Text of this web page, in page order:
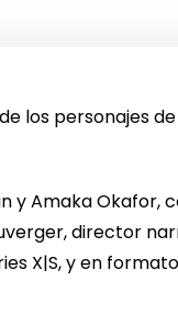
los personajes de
y Amaka Okafor,
director
X|S, y en